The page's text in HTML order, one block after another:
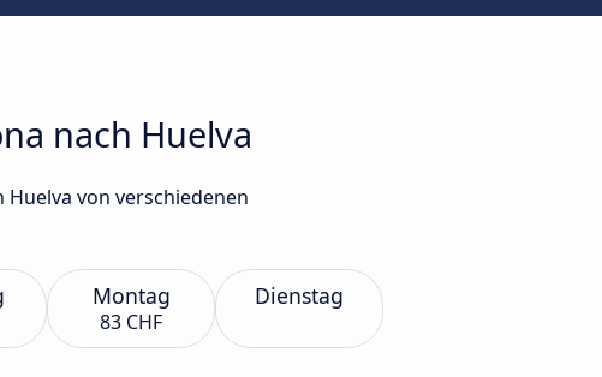
nach Huelva
von verschiedenen
Montag
83 CHF
Dienstag